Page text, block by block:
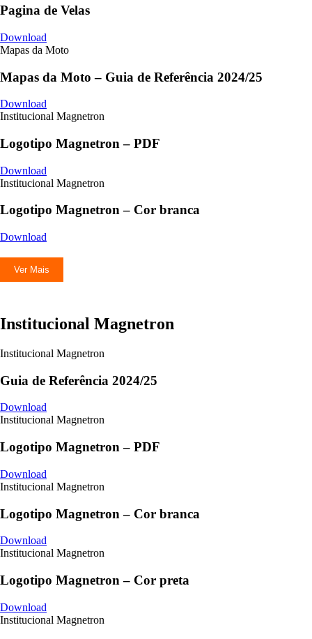
Pagina de Velas
Download
Mapas da Moto
Mapas da Moto – Guia de Referência 2024/25
Download
Institucional Magnetron
Logotipo Magnetron – PDF
Download
Institucional Magnetron
Logotipo Magnetron – Cor branca
Download
Ver Mais
Institucional Magnetron
Institucional Magnetron
Guia de Referência 2024/25
Download
Institucional Magnetron
Logotipo Magnetron – PDF
Download
Institucional Magnetron
Logotipo Magnetron – Cor branca
Download
Institucional Magnetron
Logotipo Magnetron – Cor preta
Download
Institucional Magnetron